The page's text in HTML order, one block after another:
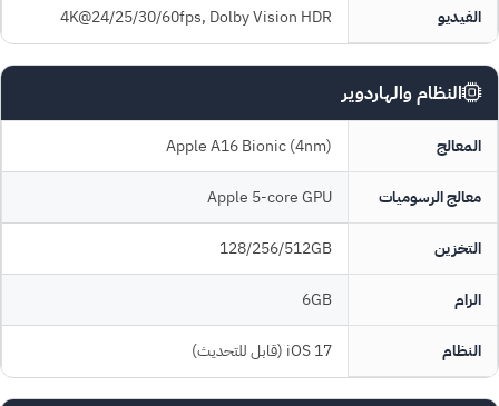
الفيديو 4K@24/25/30/60fps, Dolby Vision HDR
النظام والهاردوير
المعالج Apple A16 Bionic (4nm)
معالج الرسوميات Apple 5-core GPU
التخزين 128/256/512GB
الرام 6GB
النظام iOS 17 (قابل للتحديث)